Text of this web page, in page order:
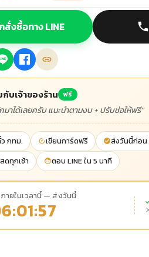
สั่งซื้อทาง LINE
บเจ้าของร้าน ฟรี
มาได้เลยครับ แนะนำตามงบ + ปรับช่อให้ฟรี"
กทม. เขียนการ์ดฟรี
ส่งวันนี้ก่อน
ดทุกเช้า
ตอบ LINE ใน 5 นาที
ายในเวลานี้ — ส่งวันนี้